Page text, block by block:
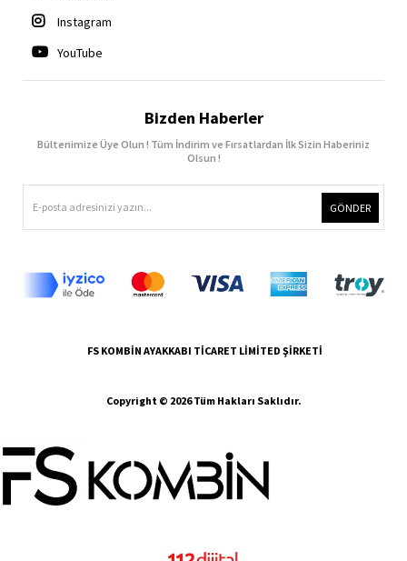
Instagram
YouTube
Bizden Haberler
Bültenimize Üye Olun ! Tüm İndirim ve Fırsatlardan İlk Sizin Haberiniz
Olsun !
GÖNDER
FS KOMBİN AYAKKABI TİCARET LİMİTED ŞİRKETİ
Copyright © 2026 Tüm Hakları Saklıdır.